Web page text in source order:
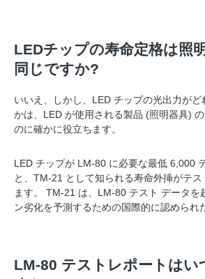
LEDチップの寿命定格は照
同じですか?
いいえ、しかし、LED チップの光出力がど
かは、LED が使用される製品 (照明器具)
のに確かに役立ちます。
LED チップが LM-80 に必要な最低 6,000
と、TM-21 として知られる寿命外挿がテ
ます。 TM-21 は、LM-80 テスト データを
ン劣化を予測するための国際的に認められ
LM-80 テストレポートはい